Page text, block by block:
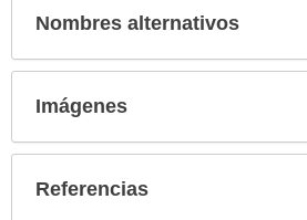
Nombres alternativos
Imágenes
Referencias